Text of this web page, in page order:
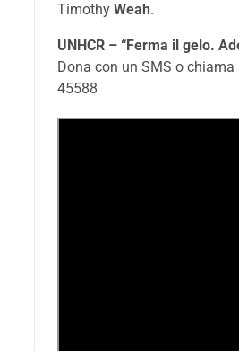
Timothy Weah.
UNHCR – “Ferma il gelo.
Dona con un SMS o chiama
45588